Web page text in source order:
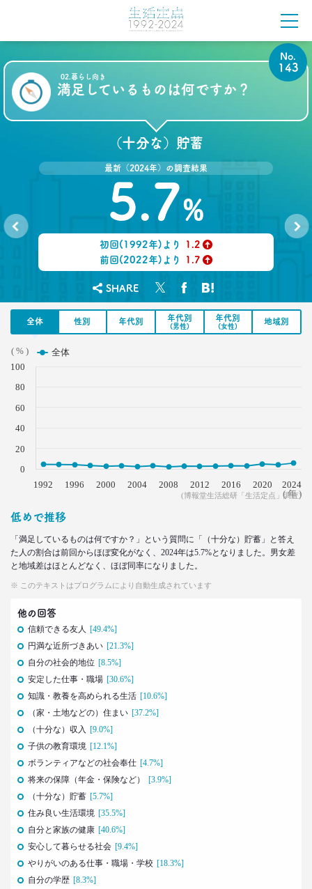
“40代おじさん”の意識はどう変わった？ 20年前の
–日経クロストレンド 連載㉚–
2022.08.17
作るのが苦痛になった要因とは
–日経クロストレンド 連載㉙–
生活総研 主席研究員
夏山 明美
若者は未来に何を願う？
年代＆男女ギャップ
–日経クロストレンド 連載㉘–
生活総研 上席研究員
2022.06.23
「2040年はどんな社会？」
望まぬ未来
–日経クロストレンド 連載㉖–
生活総研 上席研究員
「料理好き」減少！ どこからが手料理？
調査で分かった新定義
生活総研 主席研究員
2022.03.23
愛される「40代おじさん」の分岐点
弘中綾香アナに学ぶ
–日経クロストレンド 連載㉔–
生活総研 上席研究員/コピーライター
40代おじさんでもすぐ書ける
“モテリプ”の三原則とは？
–日経クロストレンド 連載㉓–
生活総研 上席研究員/コピーライター
2022.02.21
グラドルに聞く＆調査に見る
おじさんの“発言”が嫌われるワケ
–日経クロストレンド 連載㉒–
02.暮らし向き
満足しているものは何ですか？
No.
143
（十分な）貯蓄
最新（2024年）の調査結果
5.7%
初回(1992年)より
1.2
前回(2022年)より
1.7
SHARE
全体 性別 年代別 年代別
(男性)
年代別
(女性)
地域別
( 年 )
( % )
(博報堂生活総研「生活定点」調査)
全体
1992 1996 2000 2004 2008 2012 2016 2020 2024
0
20
40
60
80
100
低めで推移
「満足しているものは何ですか？」という質問に「（十分な）貯蓄」と答え
た人の割合は前回からほぼ変化がなく、2024年は5.7%となりました。男女差
と地域差はほとんどなく、ほぼ同率になりました。
※ このテキストはプログラムにより自動生成されています
他の回答
信頼できる友人 [49.4%]
円満な近所づきあい [21.3%]
自分の社会的地位 [8.5%]
安定した仕事・職場 [30.6%]
知識・教養を高められる生活 [10.6%]
（家・土地などの）住まい [37.2%]
（十分な）収入 [9.0%]
子供の教育環境 [12.1%]
ボランティアなどの社会奉仕 [4.7%]
将来の保障（年金・保険など）
[3.9%]
（十分な）貯蓄 [5.7%]
住み良い生活環境 [35.5%]
自分と家族の健康 [40.6%]
安心して暮らせる社会 [9.4%]
やりがいのある仕事・職場・学校 [18.3%]
自分の学歴 [8.3%]